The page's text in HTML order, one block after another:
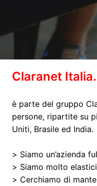
Claranet
è parte del gruppo
persone, ripartite su
Uniti, Brasile ed India.
> Siamo un’azienda
> Siamo molto
> Cerchiamo di